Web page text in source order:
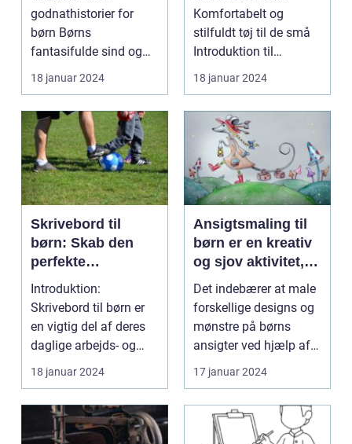
før sengetid
godnathistorier for
børn Børns
fantasifulde sind og
nysgerrighed kan
bringe dem ti...
18 januar 2024
badekåbe
Komfortabelt og
stilfuldt tøj til de små
Introduktion til
18 januar 2024
Skrivebord til
børn: Skab den
perfekte
arbejdsplads til dit
barn
Introduktion:
Skrivebord til børn er
en vigtig del af deres
daglige arbejds- og
læringsmiljø. Et ve...
18 januar 2024
Ansigtsmaling til
børn er en kreativ
og sjov aktivitet,
der giver dem
mulighed for at
udtrykke deres
fantasi og
personlighed
Det indebærer at male
forskellige designs og
mønstre på børns
ansigter ved hjælp af
specielle ansigt...
17 januar 2024